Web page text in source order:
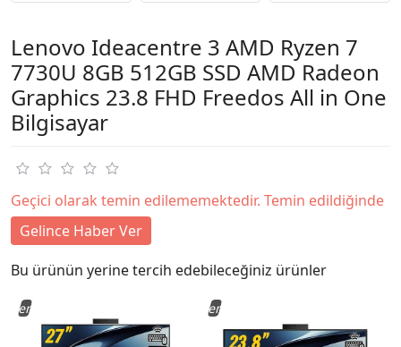
Lenovo Ideacentre 3 AMD Ryzen 7
7730U 8GB 512GB SSD AMD Radeon
Graphics 23.8 FHD Freedos All in One
Bilgisayar
Geçici olarak temin edilememektedir. Temin edildiğinde
Gelince Haber Ver
Bu ürünün yerine tercih edebileceğiniz ürünler
Yeni Yeni